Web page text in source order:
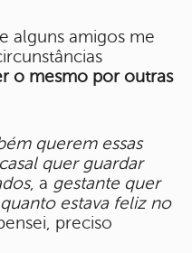
alguns amigos me
o mesmo por outras
querem essas
casal quer guardar
, a gestante quer
estava feliz no
preciso